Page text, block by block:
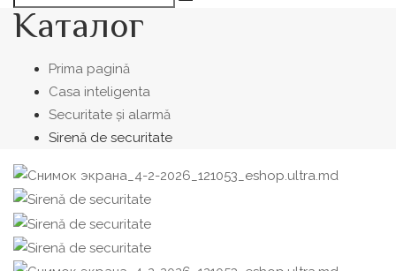
Каталог
Prima pagină
Casa inteligenta
Securitate și alarmă
Sirenă de securitate